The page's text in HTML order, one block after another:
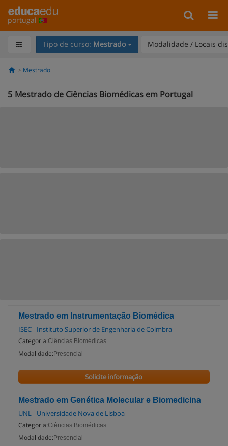
portugal
Tipo de curso: Mestrado Modalidade / Locais
Mestrado
5 Mestrado de Ciências Biomédicas em Portugal
Mestrado em Instrumentação Biomédica
ISEC - Instituto Superior de Engenharia de Coimbra
Categoria:Ciências Biomédicas
Modalidade: Presencial
Solicite informação
Mestrado em Genética Molecular e Biomedicina
UNL - Universidade Nova de Lisboa
Categoria:Ciências Biomédicas
Modalidade: Presencial